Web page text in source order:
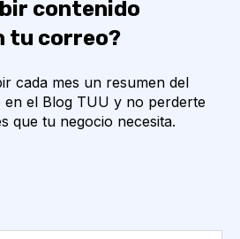
contenido
tu correo?
cada mes un resumen del
en el Blog TUU y no perderte
que tu negocio necesita.